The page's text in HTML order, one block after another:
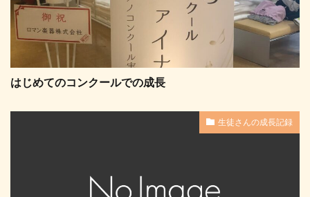
はじめてのコンクールでの成長
生徒さんの成長記録